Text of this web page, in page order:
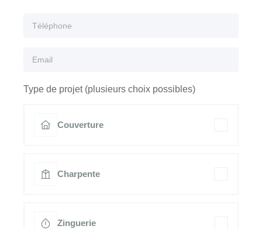
Type de projet (plusieurs choix possibles)
Couverture
Charpente
Zinguerie